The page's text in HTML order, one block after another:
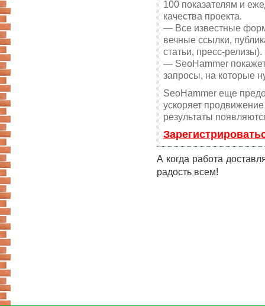
100 показателям и
качества проекта.
— Все известные
вечные ссылки,
статьи, пресс-релизы).
— SeoHammer
запросы, на которые
SeoHammer еще
ускоряет
результаты
А когда работа
радость всем!